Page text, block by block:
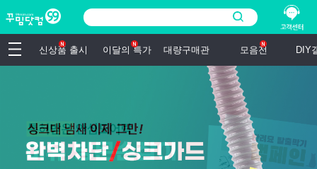
신상품 출시 이달의 특가 대량구매관 모음전 DIY